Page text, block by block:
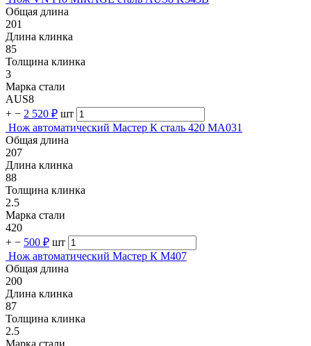
Общая длина
201
Длина клинка
85
Толщина клинка
3
Марка стали
AUS8
+ − 2 520 ₽ шт
Нож автоматический Мастер К сталь 420 MA031
Общая длина
207
Длина клинка
88
Толщина клинка
2.5
Марка стали
420
+ − 500 ₽ шт
Нож автоматический Мастер К M407
Общая длина
200
Длина клинка
87
Толщина клинка
2.5
Марка стали